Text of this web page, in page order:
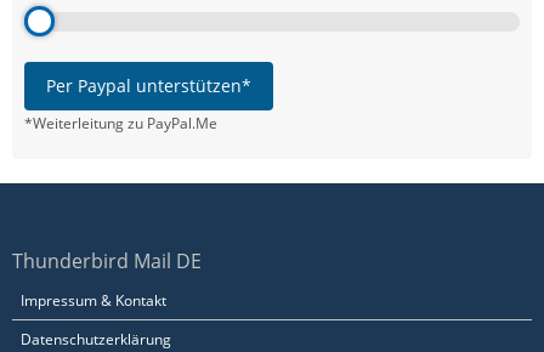
Per Paypal unterstützen*
*Weiterleitung zu PayPal.Me
Thunderbird Mail DE
Impressum & Kontakt
Datenschutzerklärung